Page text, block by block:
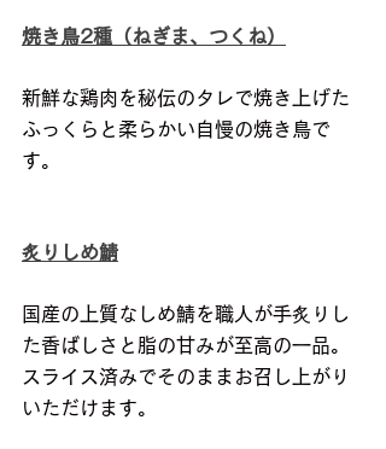
焼き鳥2種（ねぎま、つくね）
新鮮な鶏肉を秘伝のタレで焼き上げた
ふっくらと柔らかい自慢の焼き鳥で
す。
炙りしめ鯖
国産の上質なしめ鯖を職人が手炙りし
た香ばしさと脂の甘みが至高の一品。
スライス済みでそのままお召し上がり
いただけます。